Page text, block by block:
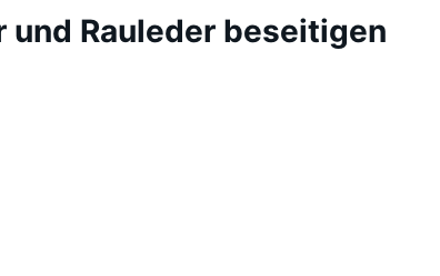
Rauleder beseitigen